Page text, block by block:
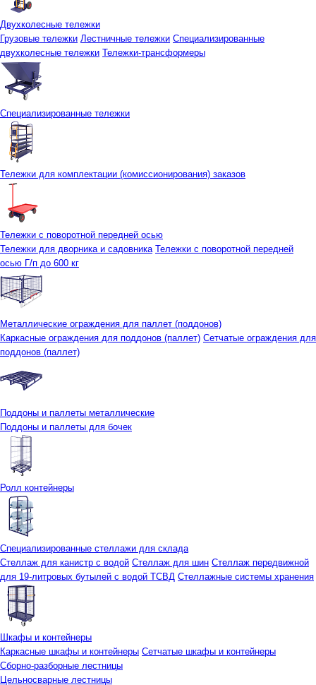
Двухколесные тележки
Грузовые тележки Лестничные тележки Специализированные
двухколесные тележки Тележки-трансформеры
Специализированные тележки
Тележки для комплектации (комиссионирования) заказов
Тележки с поворотной передней осью
Тележки для дворника и садовника Тележки с поворотной передней
осью Г/п до 600 кг
Металлические ограждения для паллет (поддонов)
Каркасные ограждения для поддонов (паллет) Сетчатые ограждения для
поддонов (паллет)
Поддоны и паллеты металлические
Поддоны и паллеты для бочек
Ролл контейнеры
Специализированные стеллажи для склада
Стеллаж для канистр с водой Стеллаж для шин Стеллаж передвижной
для 19-литровых бутылей с водой ТСВД Стеллажные системы хранения
Шкафы и контейнеры
Каркасные шкафы и контейнеры Сетчатые шкафы и контейнеры
Сборно-разборные лестницы
Цельносварные лестницы